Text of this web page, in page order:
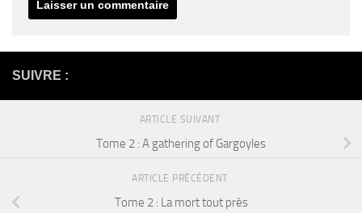
SUIVRE :
ARTICLE SUIVANT
Tome 2 : A gathering of Gargoyles
ARTICLE PRÉCÉDENT
Tome 2 : La mort tout près